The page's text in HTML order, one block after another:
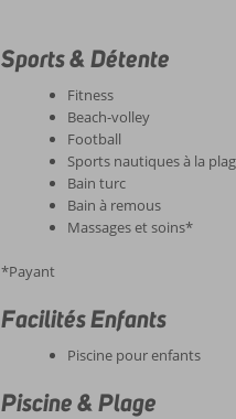
Sports & Détente
Fitness
Beach-volley
Football
Sports nautiques à la
Bain turc
Bain à remous
Massages et soins*
*Payant
Facilités Enfants
Piscine pour enfants
Piscine & Plage